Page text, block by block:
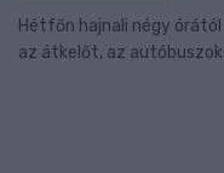
Hétfőn hajnali négy
az átkelőt, az